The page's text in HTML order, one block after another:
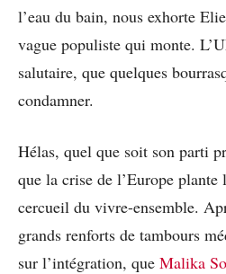
l’eau du bain, nous exhorte
vague populiste qui monte.
salutaire, que quelques
condamner.
Hélas, quel que soit son parti
que la crise de l’Europe
cercueil du vivre-ensemble.
grands renforts de tambours
sur l’intégration, que Malika